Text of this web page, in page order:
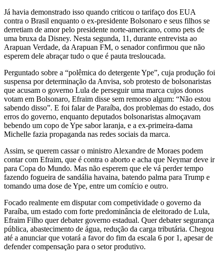
Já havia demonstrado isso quando criticou o tarifaço dos EUA
contra o Brasil enquanto o ex-presidente Bolsonaro e seus filhos se
derretiam de amor pelo presidente norte-americano, como pets de
uma bruxa da Disney. Nesta segunda, 11, durante entrevista ao
Arapuan Verdade, da Arapuan FM, o senador confirmou que não
esperem dele abraçar tudo o que é pauta tresloucada.
Perguntado sobre a “polêmica do detergente Ype”, cuja produção foi
suspensa por determinação da Anvisa, sob protesto de bolsonaristas
que acusam o governo Lula de perseguir uma marca cujos donos
votam em Bolsonaro, Efraim disse sem remorso algum: “Não estou
sabendo disso”. E foi falar de Paraíba, dos problemas do estado, dos
erros do governo, enquanto deputados bolsonaristas almoçavam
bebendo um copo de Ype sabor laranja, e a ex-primeira-dama
Michelle fazia propaganda nas redes sociais da marca.
Assim, se querem cassar o ministro Alexandre de Moraes podem
contar com Efraim, que é contra o aborto e acha que Neymar deve ir
para Copa do Mundo. Mas não esperem que ele vá perder tempo
fazendo fogueira de sandália havaina, batendo palma para Trump e
tomando uma dose de Ype, entre um comício e outro.
Focado realmente em disputar com competividade o governo da
Paraíba, um estado com forte predominância de eleitorado de Lula,
Efraim Filho quer debater governo estadual. Quer debater segurança
pública, abastecimento de água, redução da carga tributária. Chegou
até a anunciar que votará a favor do fim da escala 6 por 1, apesar de
defender compensação para o setor produtivo.